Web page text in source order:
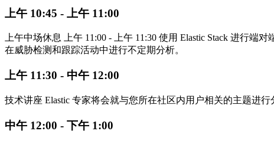
上午 10:45 - 上午 11:00
上午中场休息 上午 11:00 - 上午 11:30 使用 Elastic Stack 进行
在威胁检测和跟踪活动中进行不定期分析。
上午 11:30 - 中午 12:00
技术讲座 Elastic 专家将会就与您所在社区内用户相关的主题进行
中午 12:00 - 下午 1:00